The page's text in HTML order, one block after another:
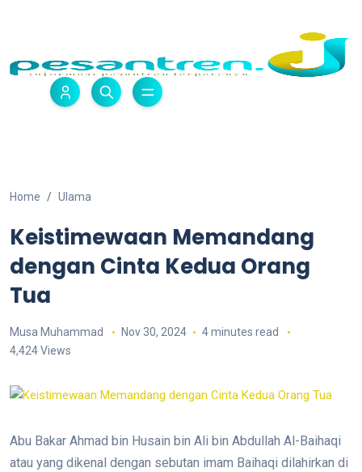
Home Ulama
Keistimewaan Memandang
dengan Cinta Kedua Orang
Tua
Musa Muhammad Nov 30, 2024
4 minutes read
4,424 Views
Abu Bakar Ahmad bin Husain bin Ali bin Abdullah Al-Baihaqi
atau yang dikenal dengan sebutan imam Baihaqi dilahirkan di